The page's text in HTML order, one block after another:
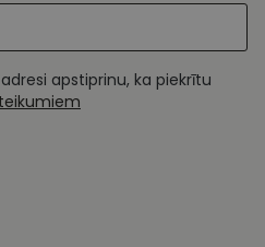
apstiprinu, ka piekrītu